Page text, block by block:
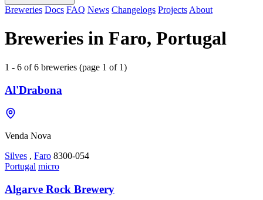
Breweries Docs FAQ News Changelogs Projects About
Breweries in Faro, Portugal
1 - 6 of 6 breweries (page 1 of 1)
Al'Drabona
Venda Nova
Silves , Faro 8300-054
Portugal micro
Algarve Rock Brewery